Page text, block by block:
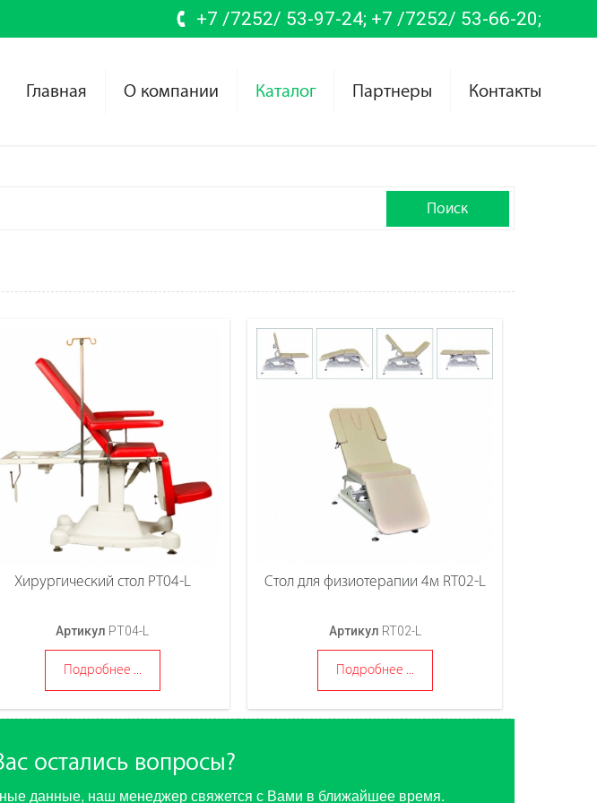
+7 /7252/ 53-97-24; +7 /7252/ 53-66-20;
Главная О компании Каталог Партнеры Контакты
Хирургический стол PT04-L
Артикул PT04-L
Подробнее ...
Стол для физиотерапии 4м RT02-L
Артикул RT02-L
Подробнее ...
остались вопросы?
данные, наш менеджер свяжется с Вами в ближайшее время.